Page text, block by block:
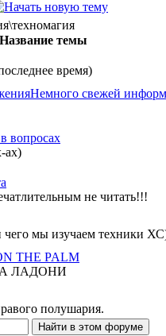
Название темы
время)
Немного свежей
вопросах
ах)
не читать!!!
чего мы изучаем техники
THE PALM
ЛАДОНИ
полушария.